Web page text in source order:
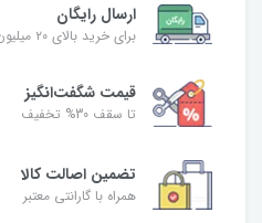
ارسال رایگان
برای خرید بالای ۲۰ میلیون تومان(بغیر از آکواریوم)
قیمت شگفت‌انگیز
تا سقف 30% تخفیف
تضمین اصالت کالا
همراه با گارانتی معتبر